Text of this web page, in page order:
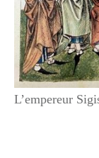
L’empereur